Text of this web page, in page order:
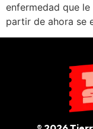
enfermedad que
partir de ahora se